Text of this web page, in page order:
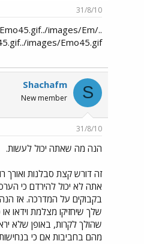
31/8/10
images/Em
images/Emo45.gif
S
Shachafm
New member
31/8/10
הנה מה שאתה יכול לעשות.
זה דורש קצת סבלנות
אתה לא יכול להירדם כי
בקבוקים על המדרכה. אז
שלך שיחזיקו מצלמת וידאו
שהולך לקרות, באופן שלא
מהם בחביבות אם כי בנחישות